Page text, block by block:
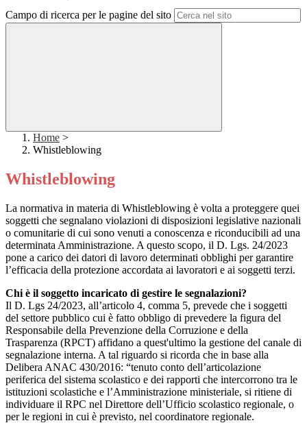
Campo di ricerca per le pagine del sito
Home >
Whistleblowing
Whistleblowing
La normativa in materia di Whistleblowing è volta a proteggere quei
soggetti che segnalano violazioni di disposizioni legislative nazionali
o comunitarie di cui sono venuti a conoscenza e riconducibili ad una
determinata Amministrazione. A questo scopo, il D. Lgs. 24/2023
pone a carico dei datori di lavoro determinati obblighi per garantire
l’efficacia della protezione accordata ai lavoratori e ai soggetti terzi.
Chi è il soggetto incaricato di gestire le segnalazioni?
Il D. Lgs 24/2023, all’articolo 4, comma 5, prevede che i soggetti
del settore pubblico cui è fatto obbligo di prevedere la figura del
Responsabile della Prevenzione della Corruzione e della
Trasparenza (RPCT) affidano a quest'ultimo la gestione del canale di
segnalazione interna. A tal riguardo si ricorda che in base alla
Delibera ANAC 430/2016: “tenuto conto dell’articolazione
periferica del sistema scolastico e dei rapporti che intercorrono tra le
istituzioni scolastiche e l’Amministrazione ministeriale, si ritiene di
individuare il RPC nel Direttore dell’Ufficio scolastico regionale, o
per le regioni in cui è previsto, nel coordinatore regionale.